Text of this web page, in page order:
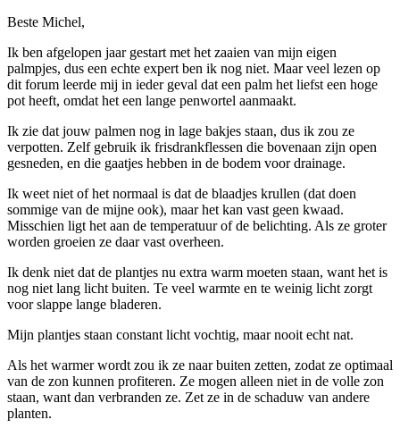
Beste Michel,
Ik ben afgelopen jaar gestart met het zaaien van mijn eigen
palmpjes, dus een echte expert ben ik nog niet. Maar veel lezen op
dit forum leerde mij in ieder geval dat een palm het liefst een hoge
pot heeft, omdat het een lange penwortel aanmaakt.
Ik zie dat jouw palmen nog in lage bakjes staan, dus ik zou ze
verpotten. Zelf gebruik ik frisdrankflessen die bovenaan zijn open
gesneden, en die gaatjes hebben in de bodem voor drainage.
Ik weet niet of het normaal is dat de blaadjes krullen (dat doen
sommige van de mijne ook), maar het kan vast geen kwaad.
Misschien ligt het aan de temperatuur of de belichting. Als ze groter
worden groeien ze daar vast overheen.
Ik denk niet dat de plantjes nu extra warm moeten staan, want het is
nog niet lang licht buiten. Te veel warmte en te weinig licht zorgt
voor slappe lange bladeren.
Mijn plantjes staan constant licht vochtig, maar nooit echt nat.
Als het warmer wordt zou ik ze naar buiten zetten, zodat ze optimaal
van de zon kunnen profiteren. Ze mogen alleen niet in de volle zon
staan, want dan verbranden ze. Zet ze in de schaduw van andere
planten.